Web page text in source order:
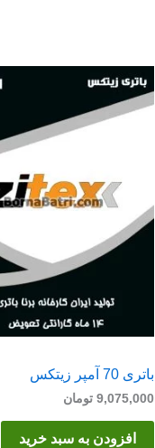
باتری 70 آمپر زیتکس
9,075,000 تومان
افزودن به سبد خرید